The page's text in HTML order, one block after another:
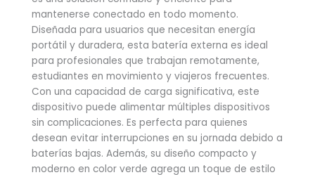
mantenerse conectado en todo momento.
Diseñada para usuarios que necesitan energía
portátil y duradera, esta batería externa es ideal
para profesionales que trabajan remotamente,
estudiantes en movimiento y viajeros frecuentes.
Con una capacidad de carga significativa, este
dispositivo puede alimentar múltiples dispositivos
sin complicaciones. Es perfecta para quienes
desean evitar interrupciones en su jornada debido a
baterías bajas. Además, su diseño compacto y
moderno en color verde agrega un toque de estilo